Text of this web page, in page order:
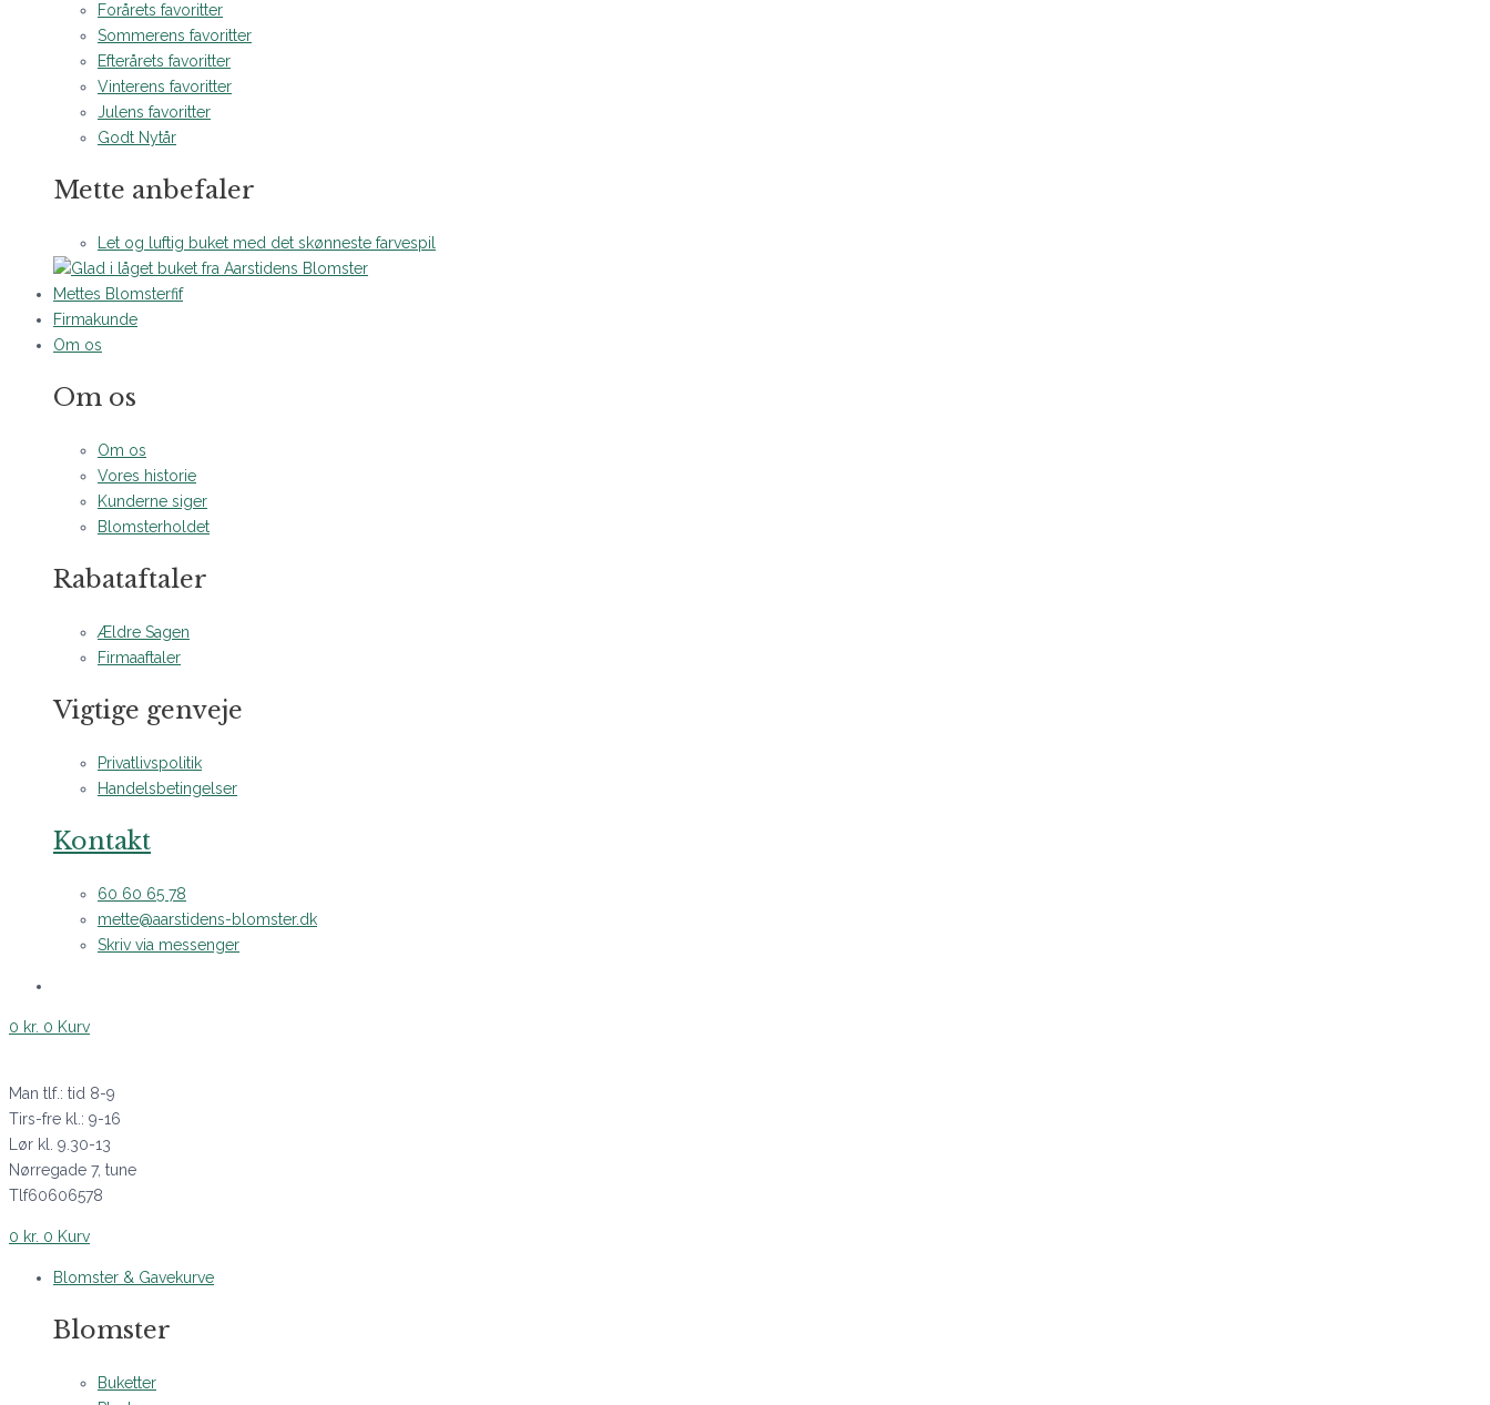
Forårets favoritter
Sommerens favoritter
Efterårets favoritter
Vinterens favoritter
Julens favoritter
Godt Nytår
Mette anbefaler
Let og luftig buket med det skønneste farvespil
Mettes Blomsterfif
Firmakunde
Om os
Om os
Om os
Vores historie
Kunderne siger
Blomsterholdet
Rabataftaler
Ældre Sagen
Firmaaftaler
Vigtige genveje
Privatlivspolitik
Handelsbetingelser
Kontakt
60 60 65 78
mette@aarstidens-blomster.dk
Skriv via messenger
0 kr. 0 Kurv
Man tlf.: tid 8-9
Tirs-fre kl.: 9-16
Lør kl. 9.30-13
Nørregade 7, tune
Tlf60606578
0 kr. 0 Kurv
Blomster & Gavekurve
Blomster
Buketter